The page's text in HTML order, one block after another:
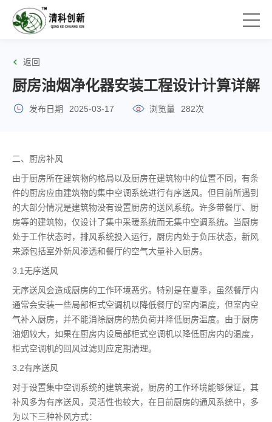
返回
厨房油烟净化器安装工程设计计算详解
发布日期 2025-03-17 浏览量 282次
二、厨房补风
由于厨房所在建筑物的格局以及厨房在建筑物中的位置不同，有条
件的厨房应由建筑物的集中空调系统进行有序送风。但目前所遇到
的大部分情况是建筑物没有设置厨房的送风系统。许多带餐厅、厨
房等的建筑物，仅设计了集中采暖系统而无集中空调系统。当厨房
处于工作状态时，排风系统投入运行，厨房内处于负压状态，新风
来源包括室外新风渗透和餐厅的空气大量补入厨房。
3.1无序送风
无序送风会造成厨房的工作环境恶劣。特别是在夏季，虽然餐厅内
通常会安装一些局部柜式空调机以降低餐厅的室内温度，但室内空
气补入厨房，并不能消除厨房的热负荷并降低厨房温度。由于厨房
油烟较大，如果在厨房内设局部柜式空调机以降低厨房内的温度，
柜式空调机的回风过滤则应定期清理。
3.2有序送风
对于设置集中空调系统的建筑来说，厨房的工作环境能够保证，其
补风多为有序送风，灵活性也较大，在目前厨房的通风系统中，多
为以下三种补风方式：